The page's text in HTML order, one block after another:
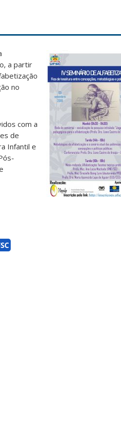
a partir
no
com a
de
Infantil e